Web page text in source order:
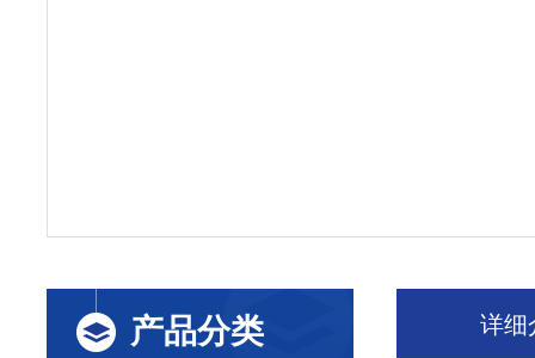
产品分类 详细